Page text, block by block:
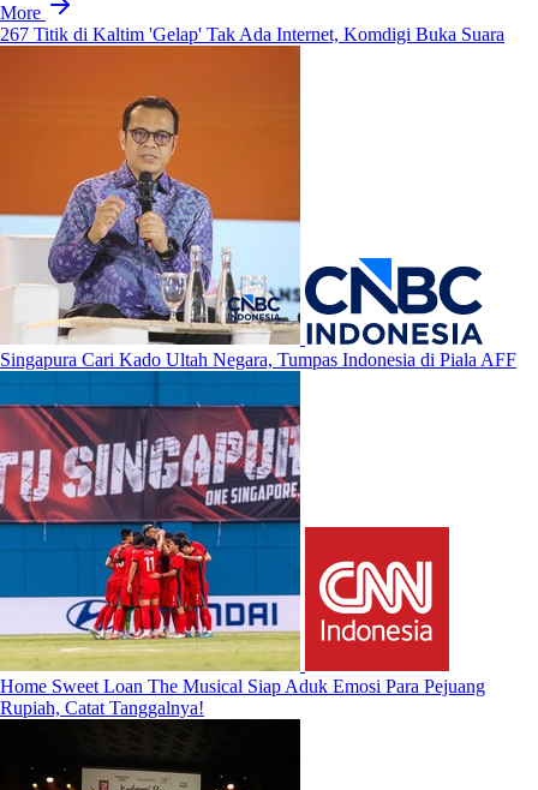
More
267 Titik di Kaltim 'Gelap' Tak Ada Internet, Komdigi Buka Suara
Singapura Cari Kado Ultah Negara, Tumpas Indonesia di Piala AFF
Home Sweet Loan The Musical Siap Aduk Emosi Para Pejuang
Rupiah, Catat Tanggalnya!